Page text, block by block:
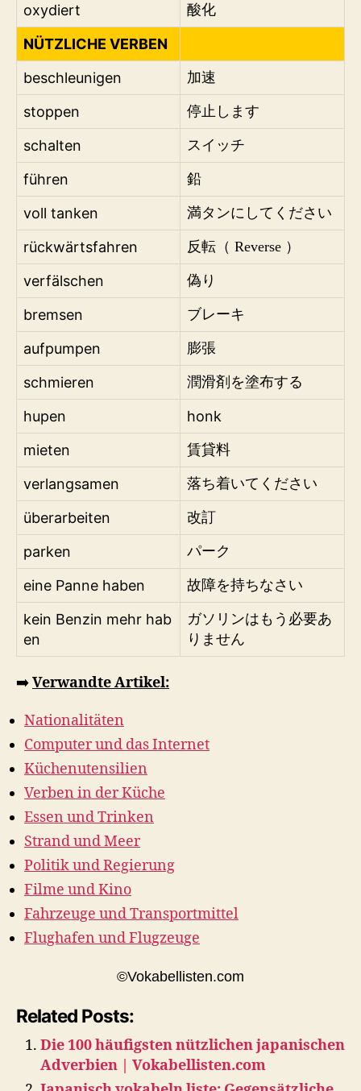
oxydiert 酸化
NÜTZLICHE VERBEN
beschleunigen
加速
stoppen 停止します
schalten スイッチ
führen 鉛
voll tanken 満タンにしてください
rückwärtsfahren 反転（ Reverse ）
verfälschen 偽り
bremsen ブレーキ
aufpumpen 膨張
schmieren 潤滑剤を塗布する
hupen
honk
mieten
賃貸料
verlangsamen 落ち着いてください
überarbeiten 改訂
parken パーク
eine Panne haben 故障を持ちなさい
kein Benzin mehr hab
en
ガソリンはもう必要あ
りません
➡️Verwandte Artikel:
Nationalitäten
Computer und das Internet
Küchenutensilien
Verben in der Küche
Essen und Trinken
Strand und Meer
Politik und Regierung
Filme und Kino
Fahrzeuge und Transportmittel
Flughafen und Flugzeuge
©Vokabellisten.com
Related Posts:
Die 100 häufigsten nützlichen japanischen
Adverbien | Vokabellisten.com